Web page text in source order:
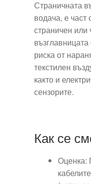
Страничната
водача, е част
страничен или
риска от
текстилен
както и
сензорите.
Как се
Оценка: